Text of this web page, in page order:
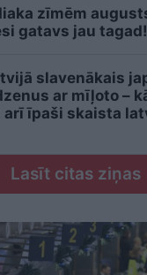
zīmēm
gatavs jau tagad!
slavenākais
ar mīļoto –
arī īpaši skaista
Lasīt citas ziņas